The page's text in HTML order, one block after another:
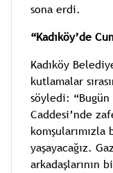
sona erdi.
“Kadıköy’de
Kadıköy
kutlamalar
söyledi:
Caddesi’nde
yaşayacağız.
arkadaşlarının